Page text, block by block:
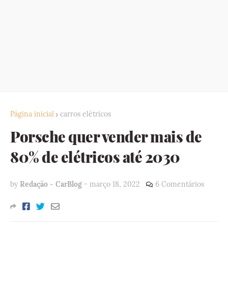
Página inicial carros elétricos
Porsche quer vender mais de
80% de elétricos até 2030
by Redação - CarBlog - março 18, 2022 6 Comentários